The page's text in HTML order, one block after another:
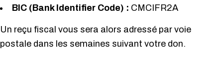
BIC (Bank Identifier Code) : CMCIFR2A
Un reçu fiscal vous sera alors adressé par voie
postale dans les semaines suivant votre don.